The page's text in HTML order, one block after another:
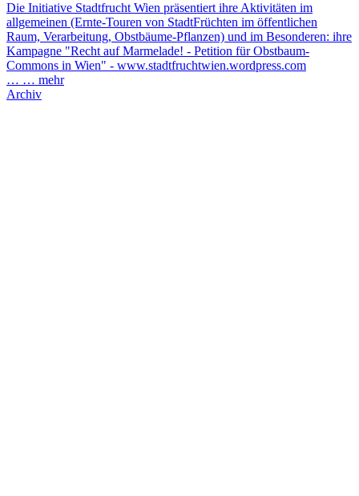
Die Initiative Stadtfrucht Wien präsentiert ihre Aktivitäten im
allgemeinen (Ernte-Touren von StadtFrüchten im öffentlichen
Raum, Verarbeitung, Obstbäume-Pflanzen) und im Besonderen: ihre
Kampagne "Recht auf Marmelade! - Petition für Obstbaum-
Commons in Wien" - www.stadtfruchtwien.wordpress.com
… … mehr
Archiv